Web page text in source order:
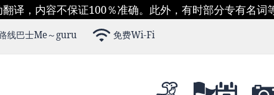
译，内容不保证100％准确。此外，有时部分专有名词
线巴士Me～guru 免费Wi-Fi